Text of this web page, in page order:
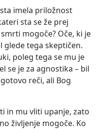
imela priložnost
sta se že prej
mogoče? Oče, ki je
glede tega skeptičen.
poleg tega se mu je
se je za agnostika – bil
reči, ali Bog
in mu vliti upanje, zato
življenje mogoče. Ko